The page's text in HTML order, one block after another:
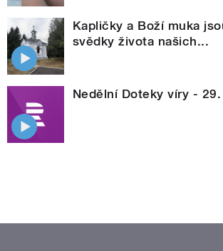
Kapličky a Boží muka
svědky života našich...
Nedělní Doteky víry - 29.